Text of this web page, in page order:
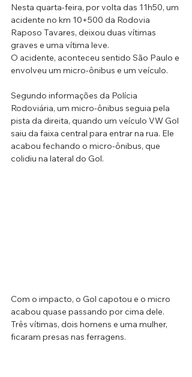
Nesta quarta-feira, por volta das 11h50, um
acidente no km 10+500 da Rodovia
Raposo Tavares, deixou duas vítimas
graves e uma vítima leve.
O acidente, aconteceu sentido São Paulo e
envolveu um micro-ônibus e um veículo.
Segundo informações da Polícia
Rodoviária, um micro-ônibus seguia pela
pista da direita, quando um veículo VW Gol
saiu da faixa central para entrar na rua. Ele
acabou fechando o micro-ônibus, que
colidiu na lateral do Gol.
Com o impacto, o Gol capotou e o micro
acabou quase passando por cima dele.
Três vítimas, dois homens e uma mulher,
ficaram presas nas ferragens.